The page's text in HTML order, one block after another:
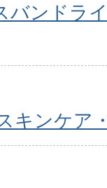
バンドラ
キンケア